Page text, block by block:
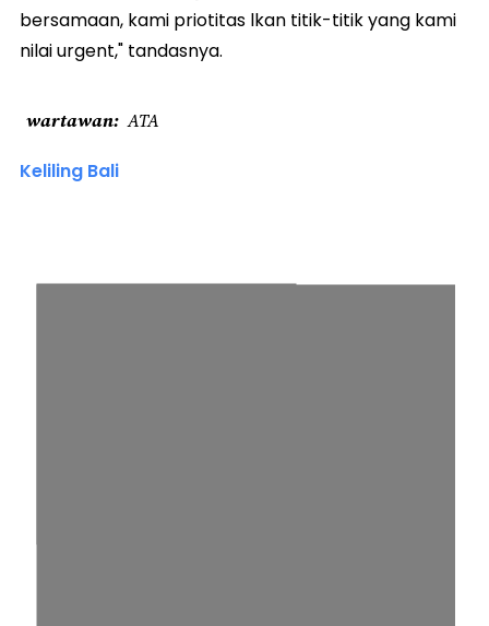
bersamaan, kami priotitas lkan titik-titik yang kami
nilai urgent," tandasnya.
wartawan ATA
Keliling Bali